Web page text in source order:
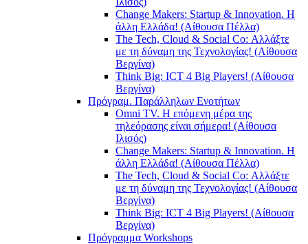
Change Makers: Startup & Innovation. Η
άλλη Ελλάδα! (Αίθουσα Πέλλα)
The Tech, Cloud & Social Co: Αλλάξτε
με τη δύναμη της Τεχνολογίας! (Αίθουσα
Βεργίνα)
Think Big: ICT 4 Big Players! (Αίθουσα
Βεργίνα)
Πρόγραμ. Παράλληλων Ενοτήτων
Omni TV. Η επόμενη μέρα της
τηλεόρασης είναι σήμερα! (Αίθουσα
Ιλισός)
Change Makers: Startup & Innovation. Η
άλλη Ελλάδα! (Αίθουσα Πέλλα)
The Tech, Cloud & Social Co: Αλλάξτε
με τη δύναμη της Τεχνολογίας! (Αίθουσα
Βεργίνα)
Think Big: ICT 4 Big Players! (Αίθουσα
Βεργίνα)
Πρόγραμμα Workshops